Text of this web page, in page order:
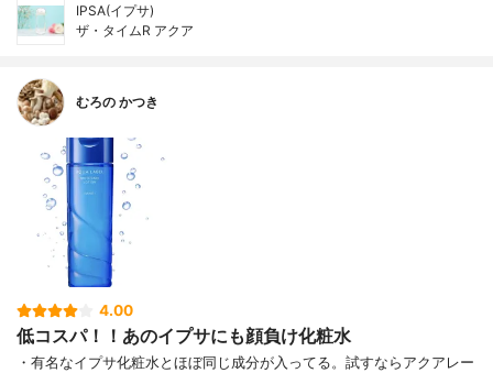
IPSA(イプサ)
ザ・タイムR アクア
むろの かつき
4.00
低コスパ！！あのイプサにも顔負け化粧水
・有名なイプサ化粧水とほぼ同じ成分が入ってる。試すならアクアレー